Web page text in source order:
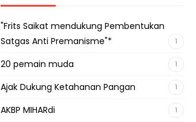
"Frits Saikat mendukung Pembentukan
Satgas Anti Premanisme"*
1
20 pemain muda 1
Ajak Dukung Ketahanan Pangan 1
AKBP MIHARdi 1